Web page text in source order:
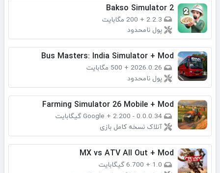
Bakso Simulator 2
2.2.3
+ 200 مگابایت
پول نامحدود
Bus Masters: India Simulator + Mod
2026.0.26
+ 500 مگابایت
پول نامحدود
Farming Simulator 26 Mobile + Mod
0.0.0.34 - Google
+ 2.200 گیگابایت
آنلاک نسخه کامل بازی
MX vs ATV All Out + Mod
1.0
+ 6.700 گیگابایت